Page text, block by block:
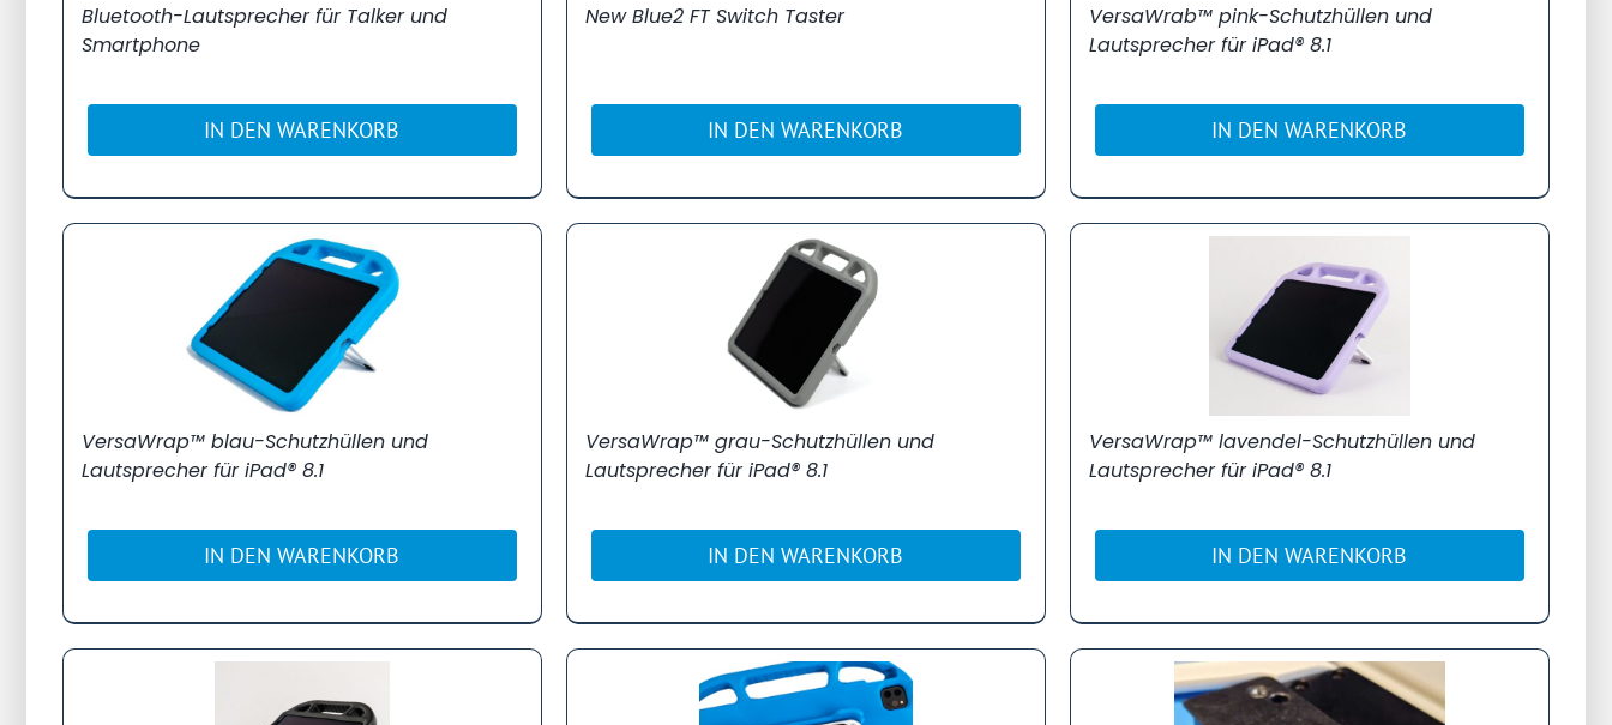
Bluetooth-Lautsprecher für Talker und
Smartphone
IN DEN WARENKORB
New Blue2 FT Switch Taster
IN DEN WARENKORB
VersaWrab™ pink-Schutzhüllen und
Lautsprecher für iPad® 8.1
IN DEN WARENKORB
VersaWrap™ blau-Schutzhüllen und
Lautsprecher für iPad® 8.1
IN DEN WARENKORB
VersaWrap™ grau-Schutzhüllen und
Lautsprecher für iPad® 8.1
IN DEN WARENKORB
VersaWrap™ lavendel-Schutzhüllen und
Lautsprecher für iPad® 8.1
IN DEN WARENKORB